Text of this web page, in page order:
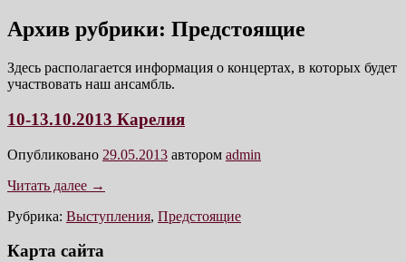
Архив рубрики: Предстоящие
Здесь располагается информация о концертах, в которых будет
участвовать наш ансамбль.
10-13.10.2013 Карелия
Опубликовано 29.05.2013 автором admin
Читать далее →
Рубрика: Выступления, Предстоящие
Карта сайта